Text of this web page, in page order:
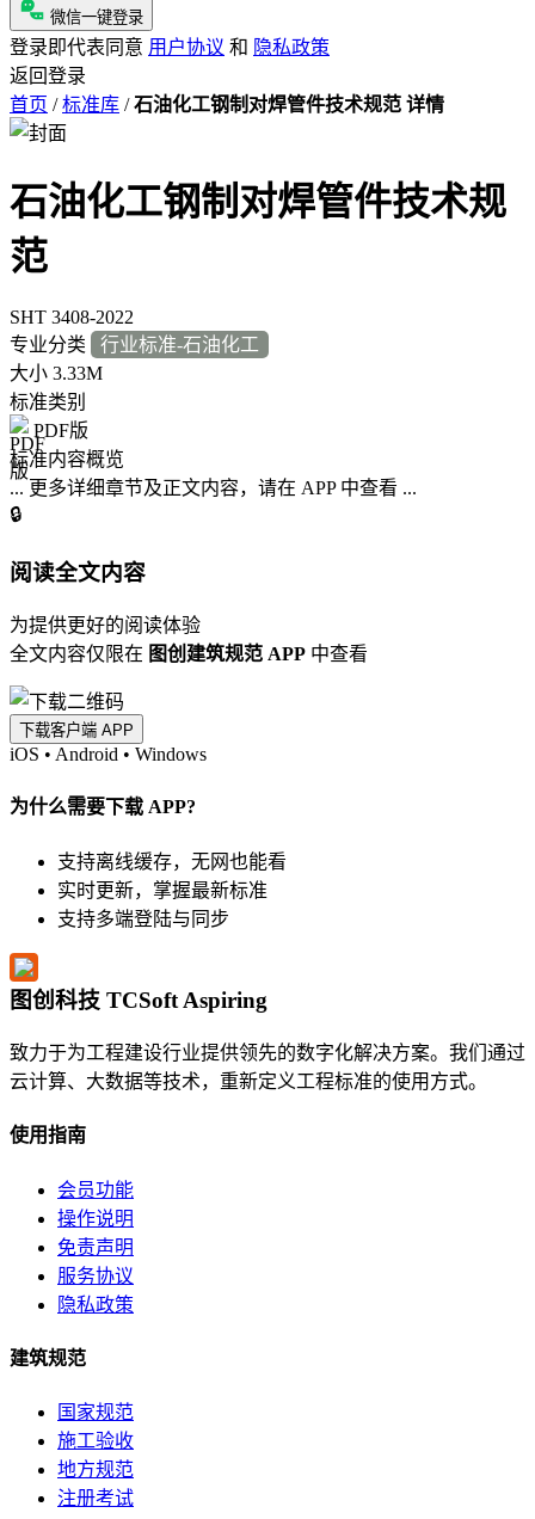
微信一键登录
登录即代表同意 用户协议 和 隐私政策
返回登录
首页 / 标准库 / 石油化工钢制对焊管件技术规范 详情
石油化工钢制对焊管件技术规
范
SHT 3408-2022
专业分类
行业标准-石油化工
大小 3.33M
标准类别
PDF版
标准内容概览
... 更多详细章节及正文内容，请在 APP 中查看 ...
🔒
阅读全文内容
为提供更好的阅读体验
全文内容仅限在 图创建筑规范 APP 中查看
下载客户端 APP
iOS • Android • Windows
为什么需要下载 APP?
支持离线缓存，无网也能看
实时更新，掌握最新标准
支持多端登陆与同步
图创科技 TCSoft Aspiring
致力于为工程建设行业提供领先的数字化解决方案。我们通过
云计算、大数据等技术，重新定义工程标准的使用方式。
使用指南
会员功能
操作说明
免责声明
服务协议
隐私政策
建筑规范
国家规范
施工验收
地方规范
注册考试